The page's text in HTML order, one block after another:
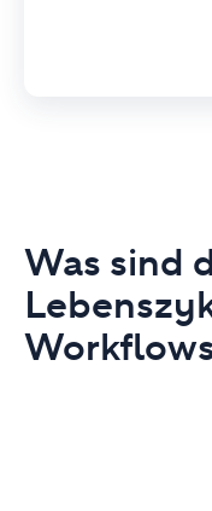
Was sind